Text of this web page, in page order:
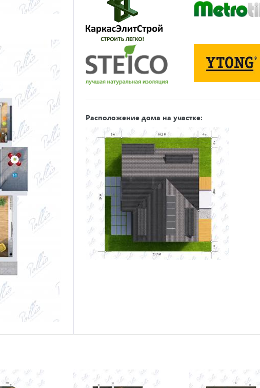
Расположение дома на участке: